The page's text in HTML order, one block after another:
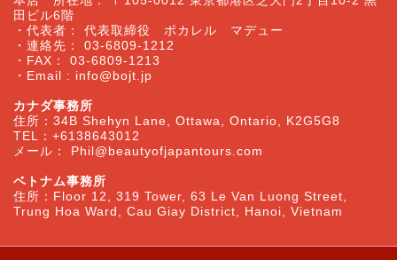
田ビル6階
・代表者： 代表取締役 ポカレル マデュー
・連絡先： 03-6809-1212
・FAX： 03-6809-1213
・Email : info@bojt.jp
カナダ事務所
住所：34B Shehyn Lane, Ottawa, Ontario, K2G5G8
TEL：+6138643012
メール： Phil@beautyofjapantours.com
ベトナム事務所
住所：Floor 12, 319 Tower, 63 Le Van Luong Street,
Trung Hoa Ward, Cau Giay District, Hanoi, Vietnam